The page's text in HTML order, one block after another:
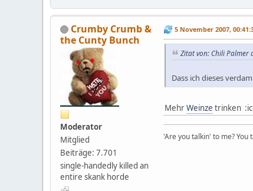
Crumby Crumb &
the Cunty Bunch
Moderator
Mitglied
Beiträge: 7.701
single-handedly killed an
entire skank horde
5 November 2007,
Zitat von: Chili Palmer
Dass ich dieses
MehrWeinze trinken
'Are you talkin' to me? You